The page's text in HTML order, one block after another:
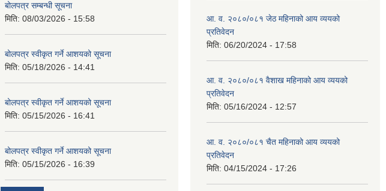
बोलपत्र सम्बन्धी सूचना
मिति: 08/03/2026 - 15:58
बोलपत्र स्वीकृत गर्ने आशयको सूचना
मिति: 05/18/2026 - 14:41
बोलपत्र स्वीकृत गर्ने आशयको सूचना
मिति: 05/15/2026 - 16:41
बोलपत्र स्वीकृत गर्ने आशयको सूचना
मिति: 05/15/2026 - 16:39
आ. व. २०८०/०८१ जेठ महिनाको आय व्ययको
प्रतिवेदन
मिति: 06/20/2024 - 17:58
आ. व. २०८०/०८१ वैशाख महिनाको आय व्ययको
प्रतिवेदन
मिति: 05/16/2024 - 12:57
आ. व. २०८०/०८१ चैत महिनाको आय व्ययको
प्रतिवेदन
मिति: 04/15/2024 - 17:26